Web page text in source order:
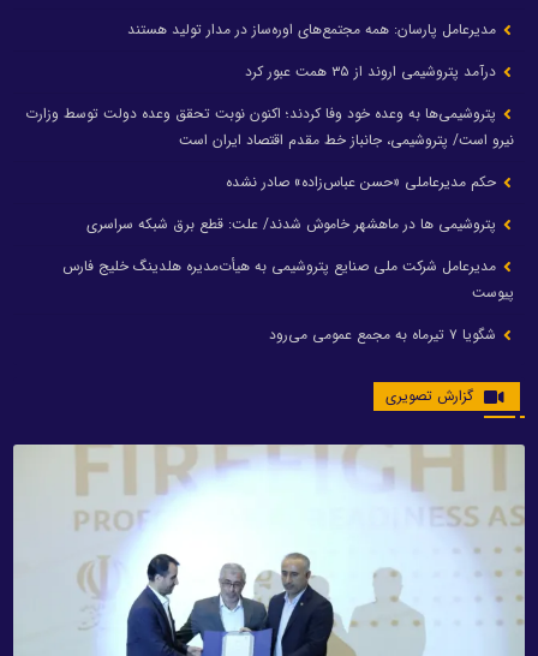
مدیرعامل پارسان: همه مجتمع‌های اوره‌ساز در مدار تولید هستند
درآمد پتروشیمی اروند از ۳۵ همت عبور کرد
پتروشیمی‌ها به وعده خود وفا کردند؛ اکنون نوبت تحقق وعده دولت توسط وزارت
نیرو است/ پتروشیمی، جانباز خط مقدم اقتصاد ایران است
حکم مدیرعاملی «حسن عباس‌زاده» صادر نشده
پتروشیمی ها در ماهشهر خاموش شدند/ علت: قطع برق شبکه سراسری
مدیرعامل شرکت ملی صنایع پتروشیمی به هیأت‌مدیره هلدینگ خلیج فارس
پیوست
شگویا ۷ تیرماه به مجمع عمومی می‌رود
گزارش تصویری